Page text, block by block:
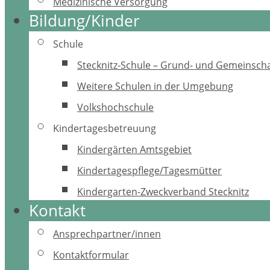
Bildung/Kinder
Schule
Stecknitz-Schule – Grund- und
Weitere Schulen in der Umgebung
Volkshochschule
Kindertagesbetreuung
Kindergärten Amtsgebiet
Kindertagespflege/Tagesmütter
Kindergarten-Zweckverband Stecknitz
Kontakt
Ansprechpartner/innen
Kontaktformular